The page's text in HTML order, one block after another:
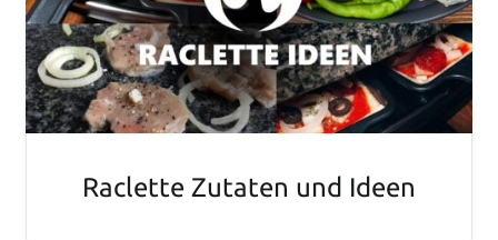
Raclette Zutaten und Ideen